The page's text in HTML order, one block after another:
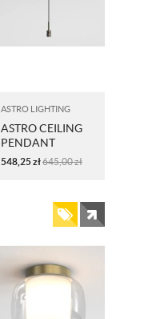
ASTRO LIGHTING
ASTRO CEILING
PENDANT
1184021 BRĄZ
548,25zł645,00zł